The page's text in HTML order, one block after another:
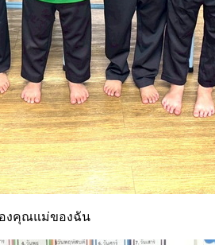
องคุณแม่ของฉัน